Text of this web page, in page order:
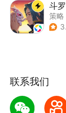
斗
策略
| 斗
联系我们